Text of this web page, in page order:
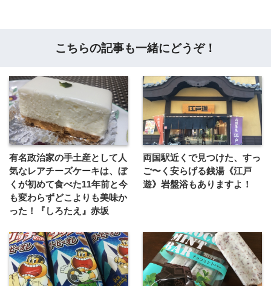
こちらの記事も一緒にどうぞ！
有名政治家の手土産として人
気なレアチーズケーキは、ぼ
くが初めて食べた11年前と今
も変わらずどこよりも美味か
った！『しろたえ』赤坂
両国駅近くで見つけた、すっ
ご〜く安らげる銭湯《江戸
遊》岩盤浴もありますよ！